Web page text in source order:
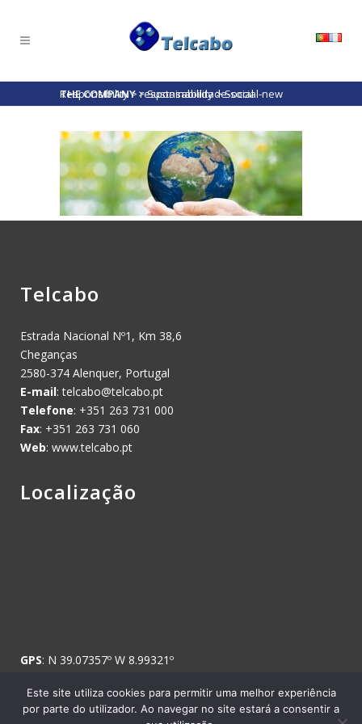
THE COMPANY>Sustainability>
Social Responsibility>responsabilidade-social-new
Telcabo
Estrada Nacional Nº1, Km 38,6
Cheganças
2580-374 Alenquer, Portugal
E-mail:telcabo@telcabo.pt
Telefone: +351 263 731 000
Fax: +351 263 731 060
Web: www.telcabo.pt
Localização
GPS: N 39.07357º W 8.99321º
Este site utiliza cookies para permitir uma melhor experiência
por parte do utilizador. Ao navegar no site estará a consentir a